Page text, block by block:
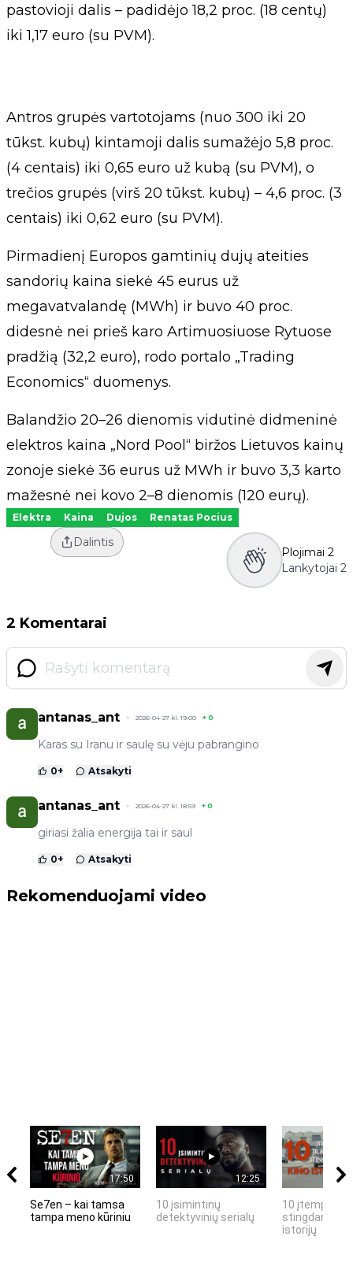
pastovioji dalis – padidėjo 18,2 proc. (18 centų)
iki 1,17 euro (su PVM).
Antros grupės vartotojams (nuo 300 iki 20
tūkst. kubų) kintamoji dalis sumažėjo 5,8 proc.
(4 centais) iki 0,65 euro už kubą (su PVM), o
trečios grupės (virš 20 tūkst. kubų) – 4,6 proc. (3
centais) iki 0,62 euro (su PVM).
Pirmadienį Europos gamtinių dujų ateities
sandorių kaina siekė 45 eurus už
megavatvalandę (MWh) ir buvo 40 proc.
didesnė nei prieš karo Artimuosiuose Rytuose
pradžią (32,2 euro), rodo portalo „Trading
Economics“ duomenys.
Balandžio 20–26 dienomis vidutinė didmeninė
elektros kaina „Nord Pool“ biržos Lietuvos kainų
zonoje siekė 36 eurus už MWh ir buvo 3,3 karto
mažesnė nei kovo 2–8 dienomis (120 eurų).
Elektra Kaina Dujos Renatas Pocius
Dalintis
Plojimai 2
Lankytojai 2
2 Komentarai
antanas_ant 2026-04-27 kl. 19:00 + 0
Karas su Iranu ir saulę su vėju pabrangino
0+ Atsakyti
antanas_ant 2026-04-27 kl. 18:59 + 0
giriasi žalia energija tai ir saul
0+ Atsakyti
Rekomenduojami video
17:50
Se7en – kai tamsa
tampa meno kūriniu
12:25
10 įsimintinų
detektyvinių serialų
10 įtemptų,
stingdančių
istorijų